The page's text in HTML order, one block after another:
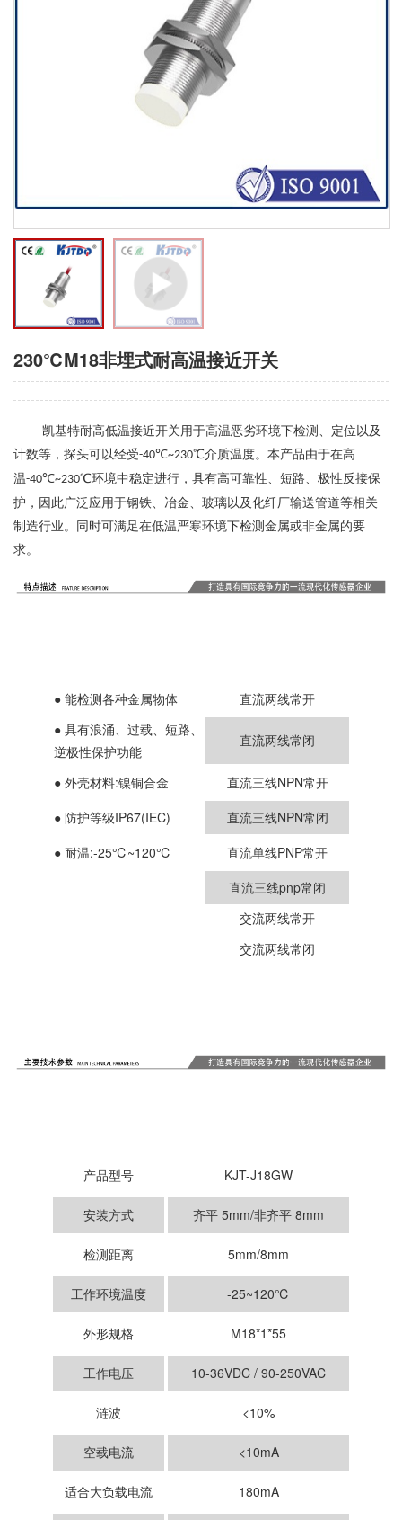
230℃M18非埋式耐高温接近开关
凯基特耐高低温接近开关用于高温恶劣环境下检测、定位以及
计数等，探头可以经受-40℃~230℃介质温度。本产品由于在高
温-40℃~230℃环境中稳定进行，具有高可靠性、短路、极性反接保
护，因此广泛应用于钢铁、冶金、玻璃以及化纤厂输送管道等相关
制造行业。同时可满足在低温严寒环境下检测金属或非金属的要
求。
● 能检测各种金属物体
直流两线常开
● 具有浪涌、过载、短路、
逆极性保护功能
直流两线常闭
● 外壳材料:镍铜合金
直流三线NPN常开
● 防护等级IP67(IEC)
直流三线NPN常闭
● 耐温:-25℃~120℃
直流单线PNP常开
直流三线pnp常闭
交流两线常开
交流两线常闭
产品型号 KJT-J18GW
安装方式 齐平 5mm/非齐平 8mm
检测距离 5mm/8mm
工作环境温度 -25~120℃
外形规格 M18*1*55
工作电压 10-36VDC / 90-250VAC
涟波 <10%
空载电流 <10mA
适合大负载电流 180mA